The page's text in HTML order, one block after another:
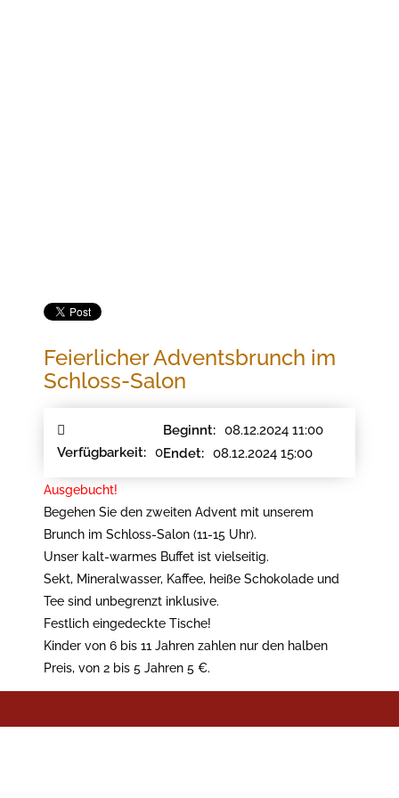
Feierlicher Adventsbrunch im
Schloss-Salon
Verfügbarkeit: 0
Beginnt: 08.12.2024 11:00
Endet: 08.12.2024 15:00
Ausgebucht!
Begehen Sie den zweiten Advent mit unserem
Brunch im Schloss-Salon (11-15 Uhr).
Unser kalt-warmes Buffet ist vielseitig.
Sekt, Mineralwasser, Kaffee, heiße Schokolade und
Tee sind unbegrenzt inklusive.
Festlich eingedeckte Tische!
Kinder von 6 bis 11 Jahren zahlen nur den halben
Preis, von 2 bis 5 Jahren 5 €.